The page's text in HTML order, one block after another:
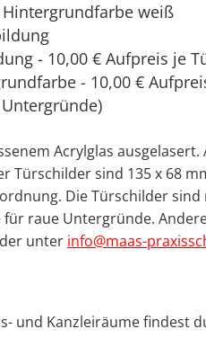
weiß
- 10,00 € Aufpreis je
- 10,00 €
Acrylglas ausgelasert.
sind 135 x 68
Die Türschilder
raue Untergründe.
unter info@maas-
und Kanzleiräume findest